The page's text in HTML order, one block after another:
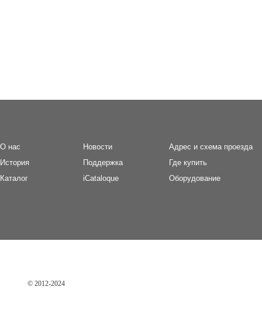
О нас
История
Каталог
Новости
Поддержка
iCataloque
Адрес и схема проезда
Где купить
Оборудование
© 2012-2024